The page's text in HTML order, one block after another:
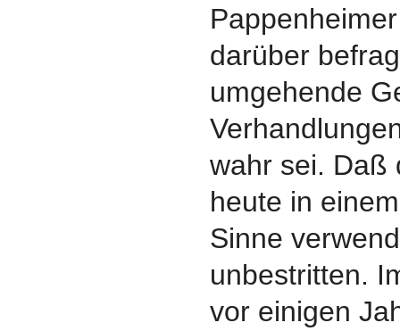
darüber
umgehende
wahr sei. Daß
heute in
Sinne
unbestritten.
vor einigen